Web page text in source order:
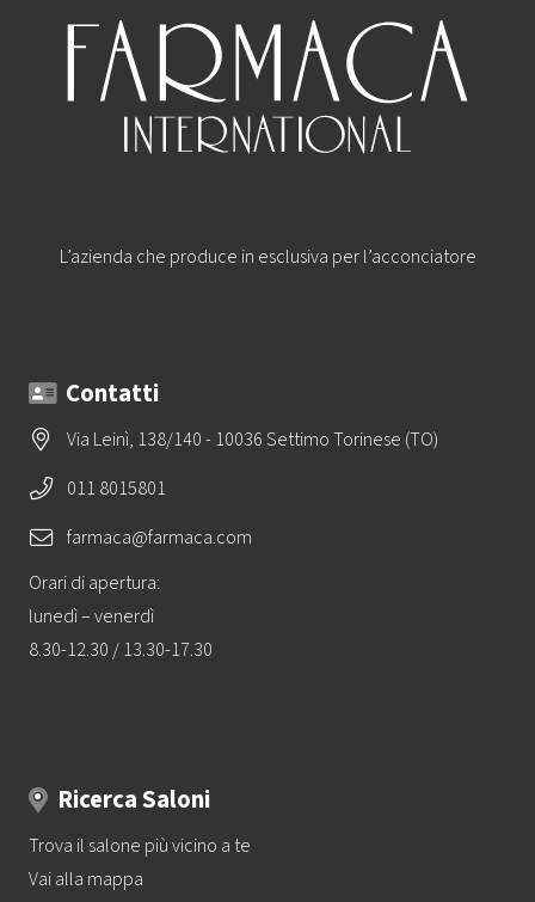
L’azienda che produce in esclusiva per l’acconciatore
Contatti
Via Leinì, 138/140 - 10036 Settimo Torinese (TO)
011 8015801
farmaca@farmaca.com
Orari di apertura:
lunedì – venerdì
8.30-12.30 / 13.30-17.30
Ricerca Saloni
Trova il salone più vicino a te
Vai alla mappa